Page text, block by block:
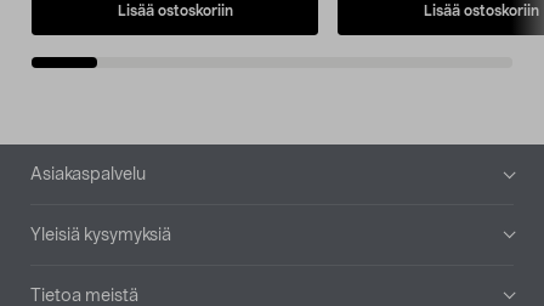
Lisää ostoskoriin Lisää ostoskoriin
Alatunniste
Asiakaspalvelu
Yleisiä kysymyksiä
Tietoa meistä